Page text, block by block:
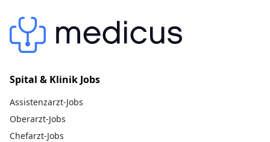
Spital & Klinik Jobs
Assistenzarzt-Jobs
Oberarzt-Jobs
Chefarzt-Jobs